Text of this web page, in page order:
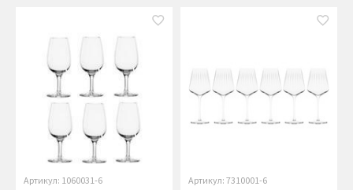
Артикул: 1060031-6
Артикул: 7310001-6